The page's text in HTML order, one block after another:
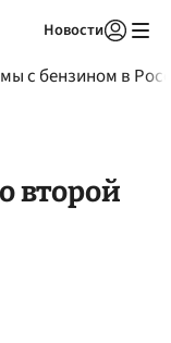
Новости
с бензином в
второй